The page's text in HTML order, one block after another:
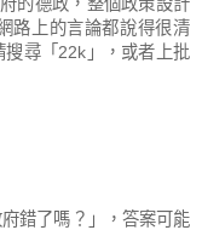
路上的言論都說得很清
尋「22k」，或者上批
錯了嗎？」，答案可能